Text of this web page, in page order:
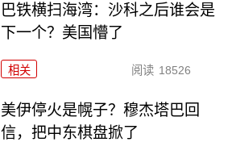
巴铁横扫海湾：沙科之后谁会是
下一个？美国懵了
相关 阅读 18526
美伊停火是幌子？穆杰塔巴回
信，把中东棋盘掀了